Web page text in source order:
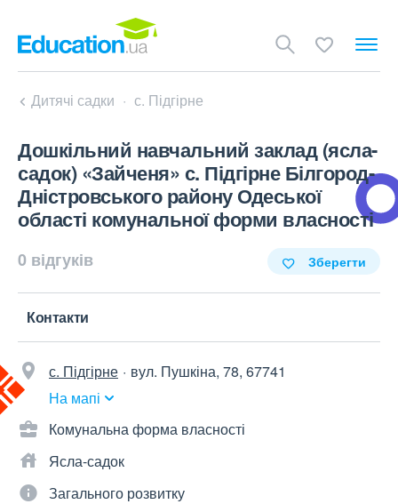
Дитячі садки с. Підгірне
Дошкільний навчальний заклад (ясла-
садок) «Зайченя» с. Підгірне Білгород-
Дністровського району Одеської
області комунальної форми власності
0 відгуків Зберегти
Контакти
с. Підгірне
вул. Пушкіна, 78, 67741
На мапі
Комунальна форма власності
Ясла-садок
Загального розвитку